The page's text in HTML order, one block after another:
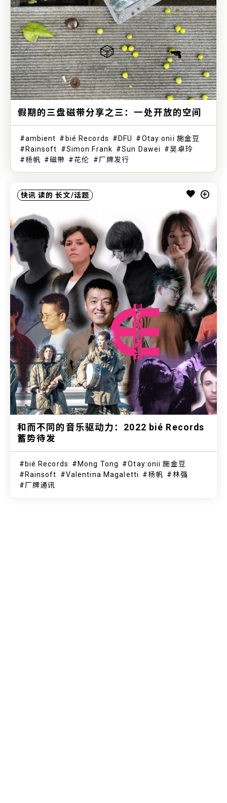
假期的三盘磁带分享之三：一处开放的空间
ambient bié Records DFU
Otay:onii 施金豆
Rainsoft
Simon Frank Sun Dawei
吴卓玲
杨帆
磁带 花伦 厂牌发行
快讯 读的 长文/话题
和而不同的音乐驱动力：2022 bié Records
蓄势待发
bié Records Mong Tong
Otay:onii 施金豆
Rainsoft
Valentina Magaletti 杨帆
林强
厂牌通讯
🎲 🔫